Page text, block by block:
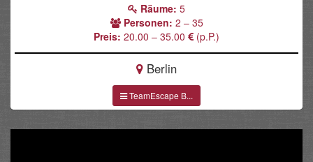
Räume: 5
Personen: 2 – 35
Preis: 20.00 – 35.00 (p.P.)
Berlin
TeamEscape B...